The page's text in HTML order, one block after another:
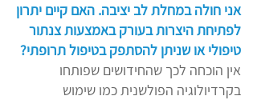
אני חולה במחלת לב יציבה. האם קיים יתרון
לפתיחת היצרות בעורק באמצעות צנתור
טיפולי או שניתן להסתפק בטיפול תרופתי?
אין הוכחה לכך שהחידושים שפותחו
בקרדיולוגיה הפולשנית כמו שימוש